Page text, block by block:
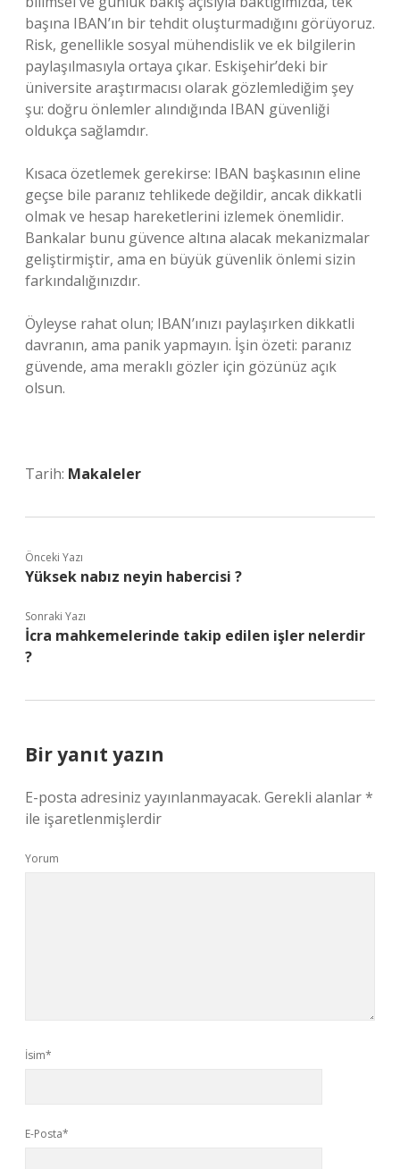
başına IBAN’ın bir tehdit oluşturmadığını görüyoruz.
Risk, genellikle sosyal mühendislik ve ek bilgilerin
paylaşılmasıyla ortaya çıkar. Eskişehir’deki bir
üniversite araştırmacısı olarak gözlemlediğim şey
şu: doğru önlemler alındığında IBAN güvenliği
oldukça sağlamdır.
Kısaca özetlemek gerekirse: IBAN başkasının eline
geçse bile paranız tehlikede değildir, ancak dikkatli
olmak ve hesap hareketlerini izlemek önemlidir.
Bankalar bunu güvence altına alacak mekanizmalar
geliştirmiştir, ama en büyük güvenlik önlemi sizin
farkındalığınızdır.
Öyleyse rahat olun; IBAN’ınızı paylaşırken dikkatli
davranın, ama panik yapmayın. İşin özeti: paranız
güvende, ama meraklı gözler için gözünüz açık
olsun.
Tarih: Makaleler
Önceki Yazı
Yüksek nabız neyin habercisi ?
Sonraki Yazı
İcra mahkemelerinde takip edilen işler nelerdir
?
Bir yanıt yazın
E-posta adresiniz yayınlanmayacak. Gerekli alanlar*
ile işaretlenmişlerdir
Yorum
İsim*
E-Posta*